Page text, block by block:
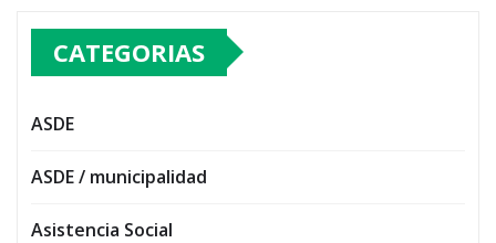
CATEGORIAS
ASDE
ASDE / municipalidad
Asistencia Social